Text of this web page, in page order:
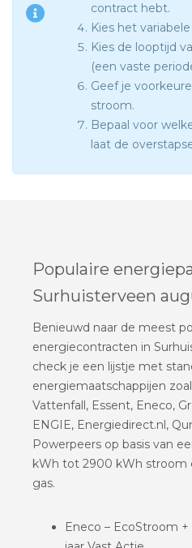
contract hebt.
Kies het
Kies de looptijd
(een vaste
Geef je
stroom.
Bepaal voor
laat de
Populaire
Surhuisterveen
Benieuwd naar de meest
energiecontracten in
check je een lijstje met
energiemaatschappijen
Vattenfall, Essent, Eneco,
ENGIE, Energiedirect.nl,
Powerpeers op basis van
kWh tot 2900 kWh stroom
gas.
Eneco – EcoStroom +